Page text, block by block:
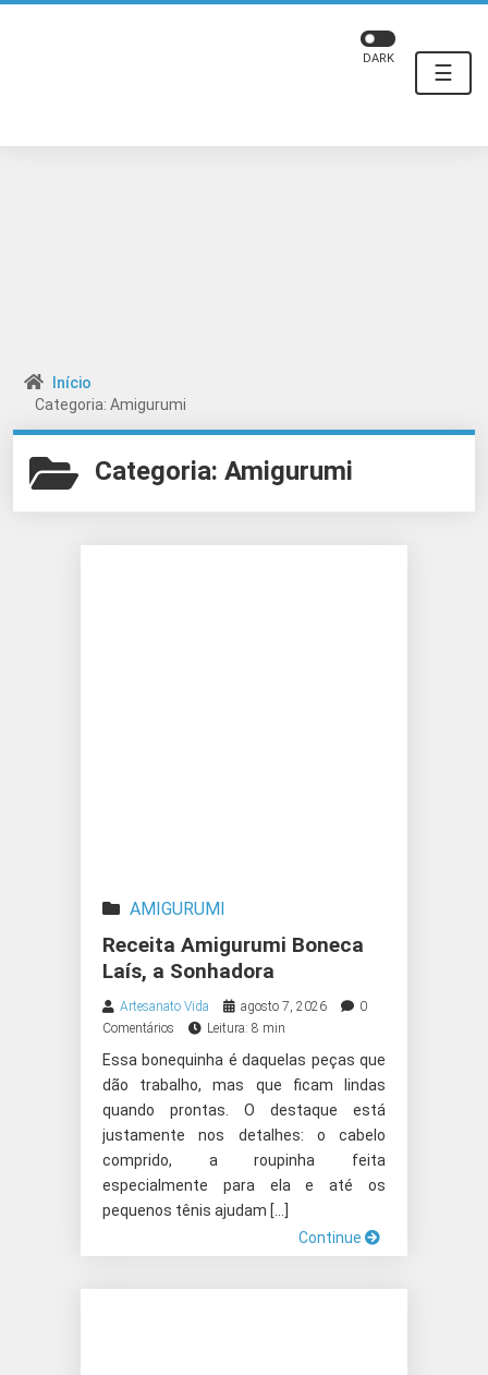
☰
DARK
Início
Categoria: Amigurumi
Categoria: Amigurumi
AMIGURUMI
Receita Amigurumi Boneca
Laís, a Sonhadora
Artesanato Vida agosto 7, 2026
0
Comentários
Leitura: 8 min
Essa bonequinha é daquelas peças que
dão trabalho, mas que ficam lindas
quando prontas. O destaque está
justamente nos detalhes: o cabelo
comprido, a roupinha feita
especialmente para ela e até os
pequenos tênis ajudam […]
Continue